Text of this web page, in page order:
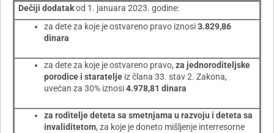
Dečiji dodatakod 1. januara 2023. godine:
za dete za koje je ostvareno pravo iznosi3.829,86
dinara
za dete za koje je ostvareno pravo, za jednoroditeljske
porodice i staratelje iz člana 33. stav 2. Zakona,
uvećan za 30% iznosi4.978,81 dinara
za roditelje deteta sa smetnjama u razvoju i deteta sa
invaliditetom, za koje je doneto mišljenje interresorne